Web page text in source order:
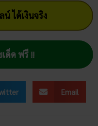
ได้เงินจริง
ด็ด ฟรี !!
Email